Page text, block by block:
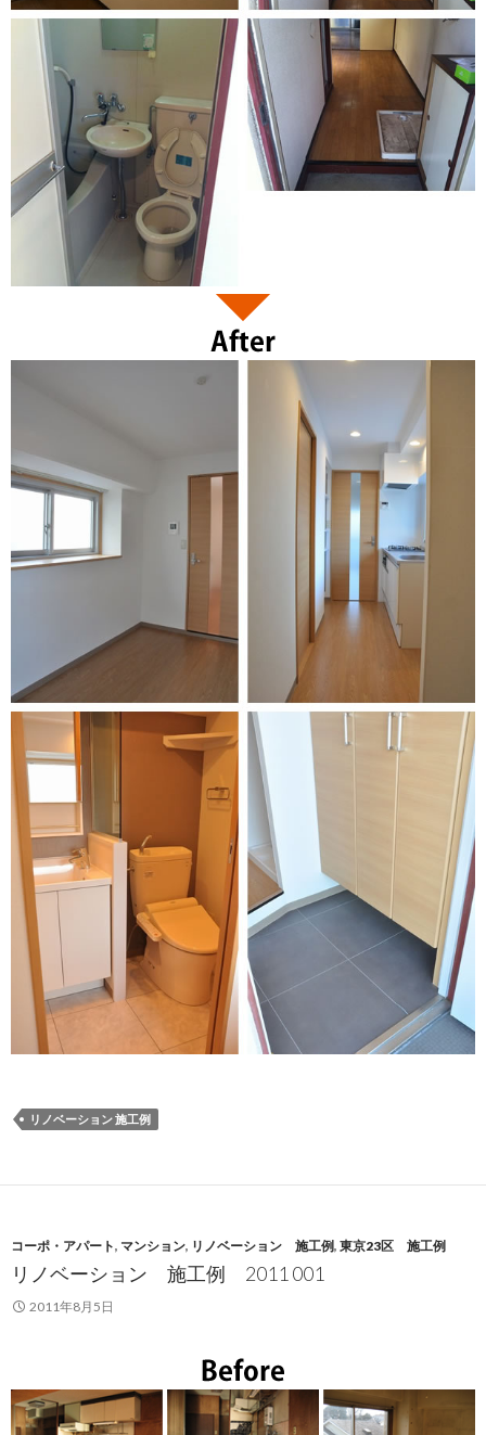
リノベーション 施工例
コーポ・アパート, マンション, リノベーション 施工例, 東京23区 施工例
リノベーション 施工例 2011 001
2011年8月5日